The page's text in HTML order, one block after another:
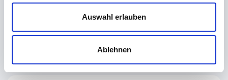
Auswahl erlauben
Ablehnen
Probentransport